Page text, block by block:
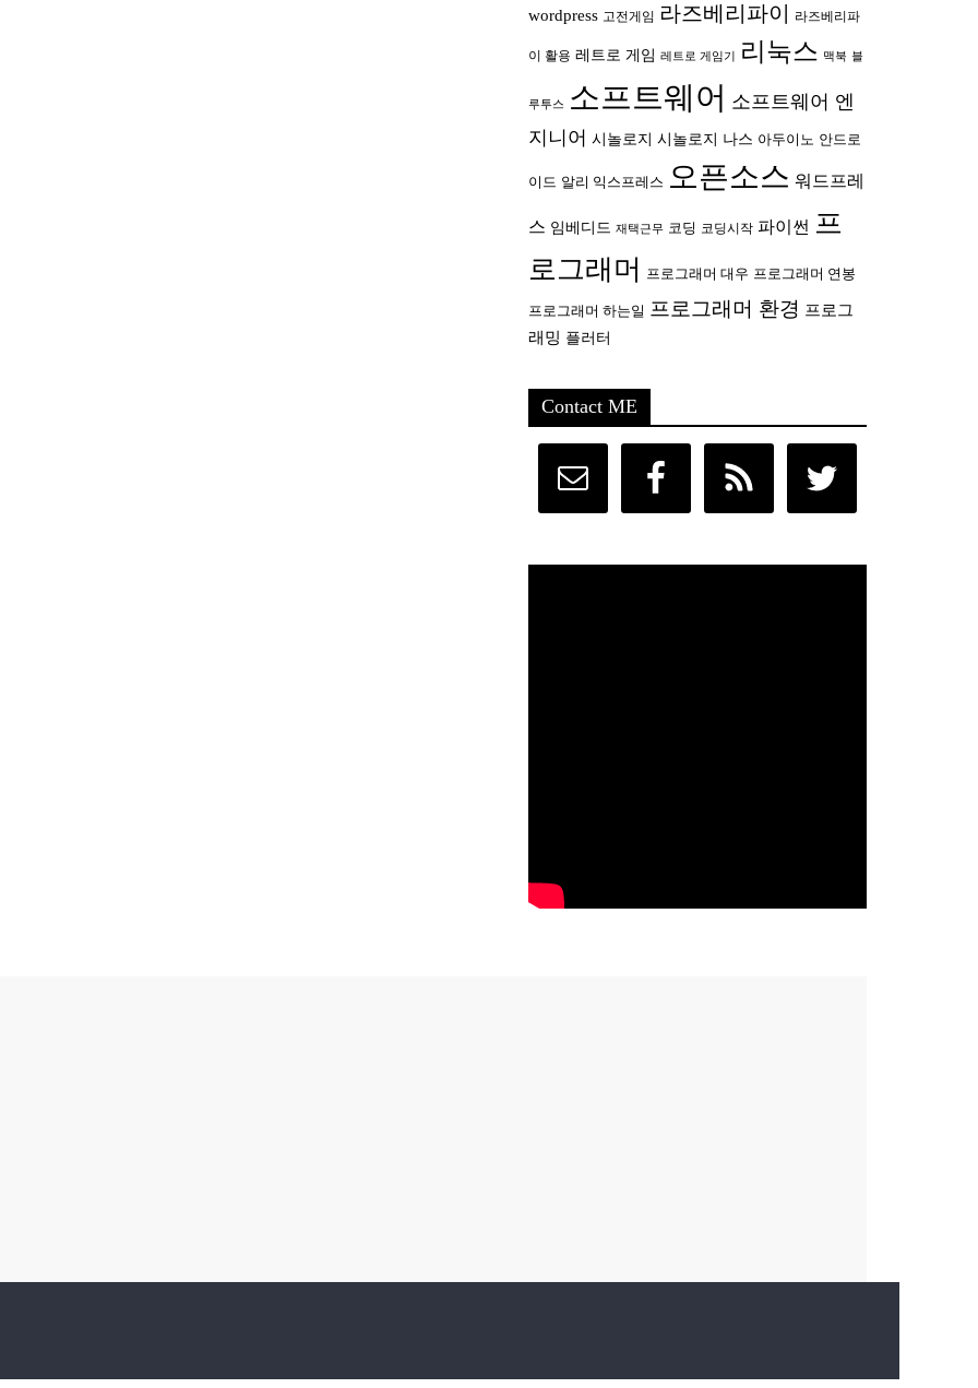
wordpress 고전게임 라즈베리파이 라즈베리파
이 활용 레트로 게임 레트로 게임기 리눅스 맥북 블
루투스 소프트웨어 소프트웨어 엔
지니어 시놀로지 시놀로지 나스 아두이노 안드로
이드 알리 익스프레스 오픈소스 워드프레
스 임베디드 재택근무 코딩 코딩시작 파이썬 프
로그래머
프로그래머 대우 프로그래머 연봉
프로그래머 하는일 프로그래머 환경 프로그
래밍 플러터
Contact ME